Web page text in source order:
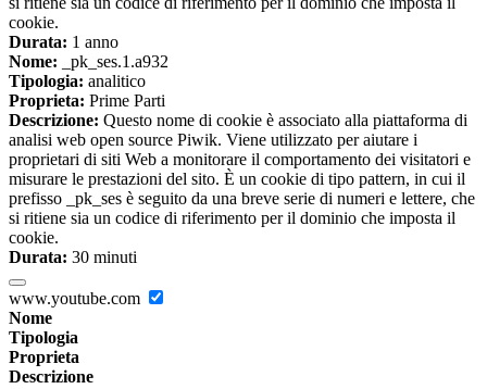
cookie.
Durata: 1 anno
Nome: _pk_ses.1.a932
Tipologia: analitico
Proprieta: Prime Parti
Descrizione: Questo nome di cookie è associato alla piattaforma di
analisi web open source Piwik. Viene utilizzato per aiutare i
proprietari di siti Web a monitorare il comportamento dei visitatori e
misurare le prestazioni del sito. È un cookie di tipo pattern, in cui il
prefisso _pk_ses è seguito da una breve serie di numeri e lettere, che
si ritiene sia un codice di riferimento per il dominio che imposta il
cookie.
Durata: 30 minuti
www.youtube.com
Nome
Tipologia
Proprieta
Descrizione